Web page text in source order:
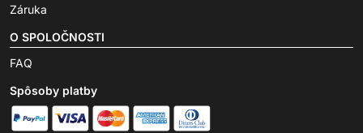
Záruka
O SPOLOČNOSTI
FAQ
Spôsoby platby